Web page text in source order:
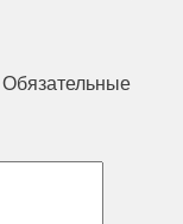
Обязательные